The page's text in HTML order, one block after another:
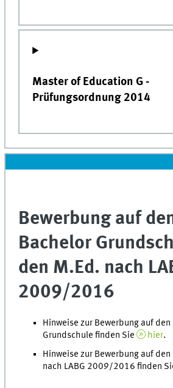
Master of Education G -
Prüfungsordnung 2014
Bewerbung auf
Bachelor
den M.Ed. nach
2009/2016
Hinweise zur Bewerbung auf
Grundschule finden Sie
hier.
Hinweise zur Bewerbung auf
nach LABG 2009/2016 finden